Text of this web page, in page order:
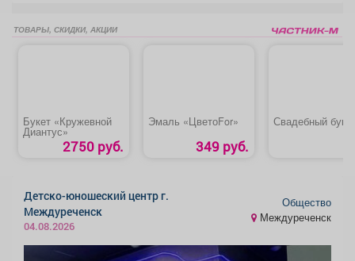
ТОВАРЫ, СКИДКИ, АКЦИИ
Букет «Кружевной
Диантус»
2750 руб.
Эмаль «ЦветоFor»
349 руб.
Свадебный
Детско-юношеский центр г.
Междуреченск
04.08.2026
Общество
Междуреченск